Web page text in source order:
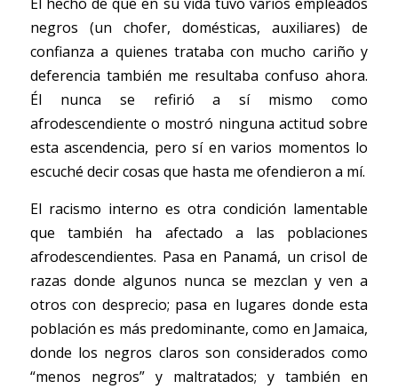
negros (un chofer, domésticas, auxiliares) de
confianza a quienes trataba con mucho cariño y
deferencia también me resultaba confuso ahora.
Él nunca se refirió a sí mismo como
afrodescendiente o mostró ninguna actitud sobre
esta ascendencia, pero sí en varios momentos lo
El racismo interno es otra condición lamentable
que también ha afectado a las poblaciones
afrodescendientes. Pasa en Panamá, un crisol de
razas donde algunos nunca se mezclan y ven a
otros con desprecio; pasa en lugares donde esta
población es más predominante, como en Jamaica,
donde los negros claros son considerados como
“menos negros” y maltratados; y también en